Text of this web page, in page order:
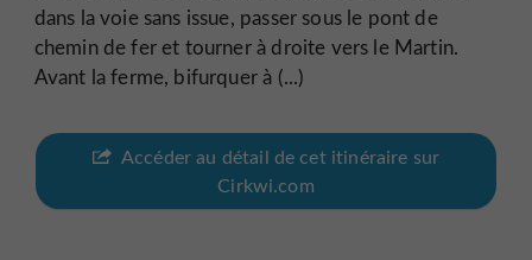
dans la voie sans issue, passer sous le pont de
chemin de fer et tourner à droite vers le Martin.
Avant la ferme, bifurquer à (...)
Accéder au détail de cet itinéraire sur
Cirkwi.com